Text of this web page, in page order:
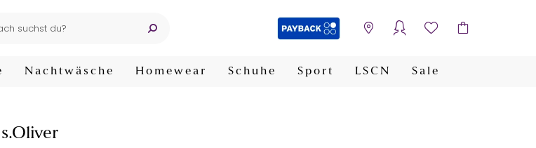
Nachtwäsche Homewear Schuhe Sport LSCN Sale
s.Oliver